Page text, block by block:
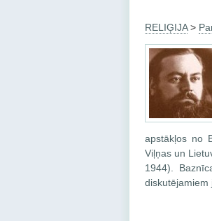
RELIĢIJA>
apstākļos no
Viļņas un
1944).
diskutējamiem